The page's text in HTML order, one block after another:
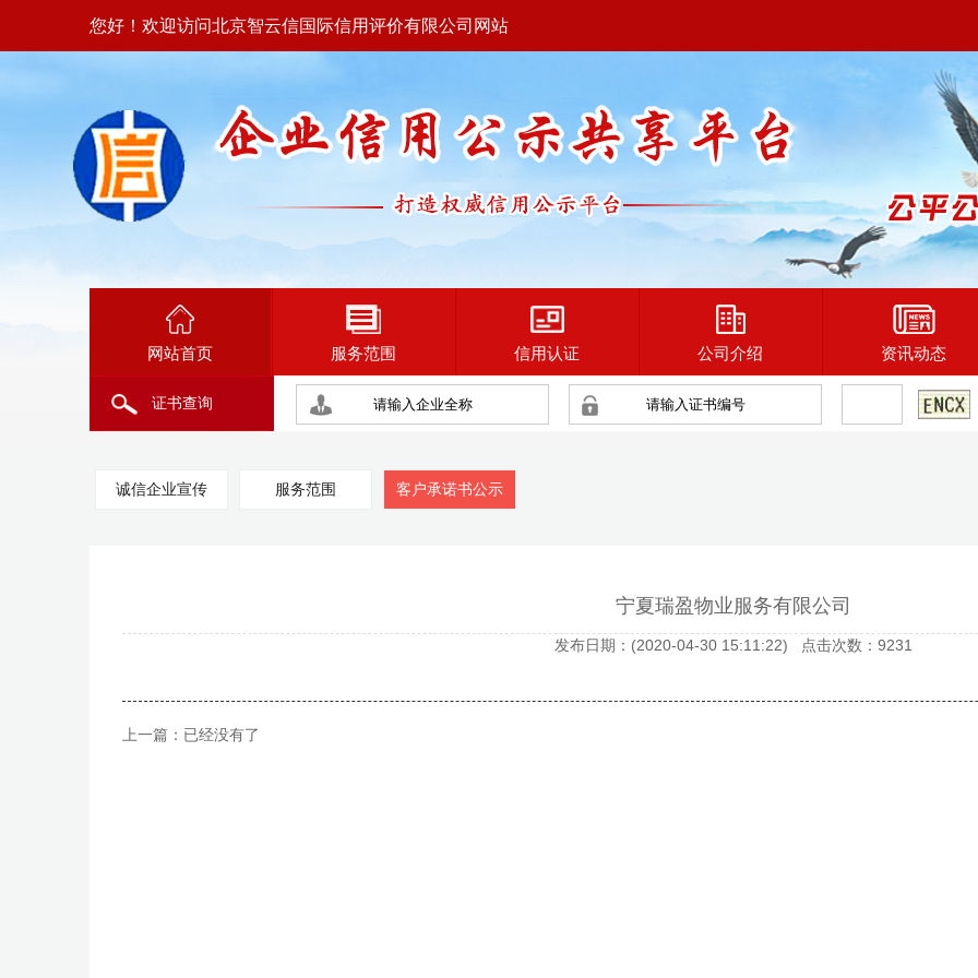
您好！欢迎访问北京智云信国际信用评价有限公司网站
网站首页 服务范围 信用认证 公司介绍 资讯动态
证书查询
诚信企业宣传 服务范围 客户承诺书公示
宁夏瑞盈物业服务有限公司
发布日期：(2020-04-30 15:11:22) 点击次数：9231
上一篇：已经没有了